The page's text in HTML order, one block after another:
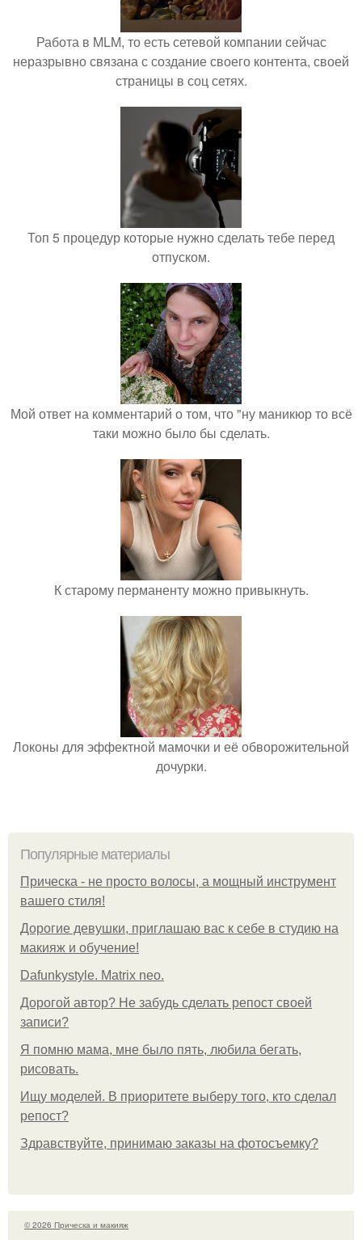
Работа в MLM, то есть сетевой компании сейчас
неразрывно связана с создание своего контента, своей
страницы в соц сетях.
Топ 5 процедур которые нужно сделать тебе перед
отпуском.
Мой ответ на комментарий о том, что "ну маникюр то всё
таки можно было бы сделать.
К старому перманенту можно привыкнуть.
Локоны для эффектной мамочки и её обворожительной
дочурки.
Популярные материалы
Прическа - не просто волосы, а мощный инструмент
вашего стиля!
Дорогие девушки, приглашаю вас к себе в студию на
макияж и обучение!
Dafunkystyle. Matrix neo.
Дорогой автор? Не забудь сделать репост своей
записи?
Я помню мама, мне было пять, любила бегать,
рисовать.
Ищу моделей. В приоритете выберу того, кто сделал
репост?
Здравствуйте, принимаю заказы на фотосъемку?
© 2026 Прическа и макияж